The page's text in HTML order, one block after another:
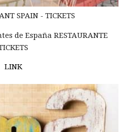
SPAIN - TICKETS
de España RESTAURANTE
LINK